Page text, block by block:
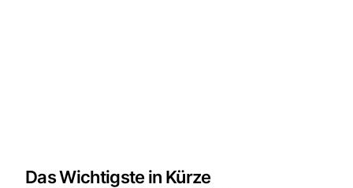
Das Wichtigste in Kürze